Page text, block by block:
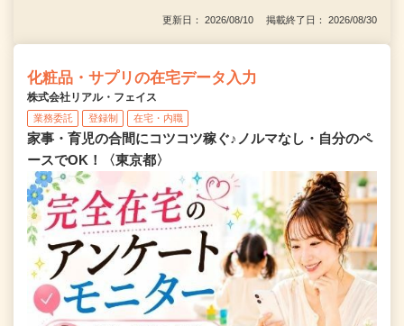
更新日： 2026/08/10 掲載終了日： 2026/08/30
化粧品・サプリの在宅データ入力
株式会社リアル・フェイス
業務委託 登録制 在宅・内職
家事・育児の合間にコツコツ稼ぐ♪ノルマなし・自分のペ
ースでOK！〈東京都〉